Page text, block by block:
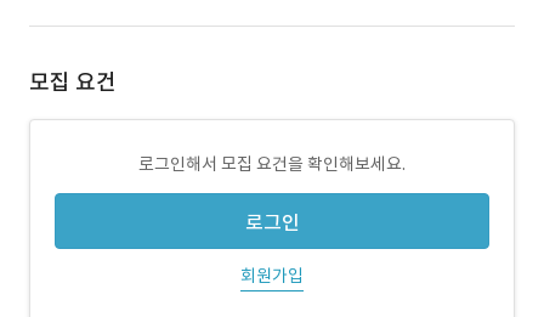
모집 요건
로그인해서 모집 요건을 확인해보세요.
로그인
회원가입